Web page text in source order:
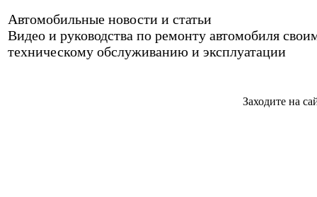
Автомобильные новости и статьи
Видео и руководства по ремонту автомобиля
техническому обслуживанию и эксплуатации
Заходите на